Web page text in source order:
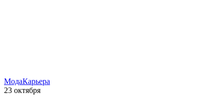
МодаКарьера
23 октября